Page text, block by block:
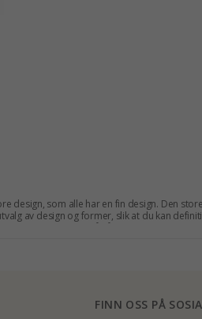
design, som alle har en fin design. Den
av design og former, slik at du kan
mellom 25-70% på våre
FINN OSS PÅ